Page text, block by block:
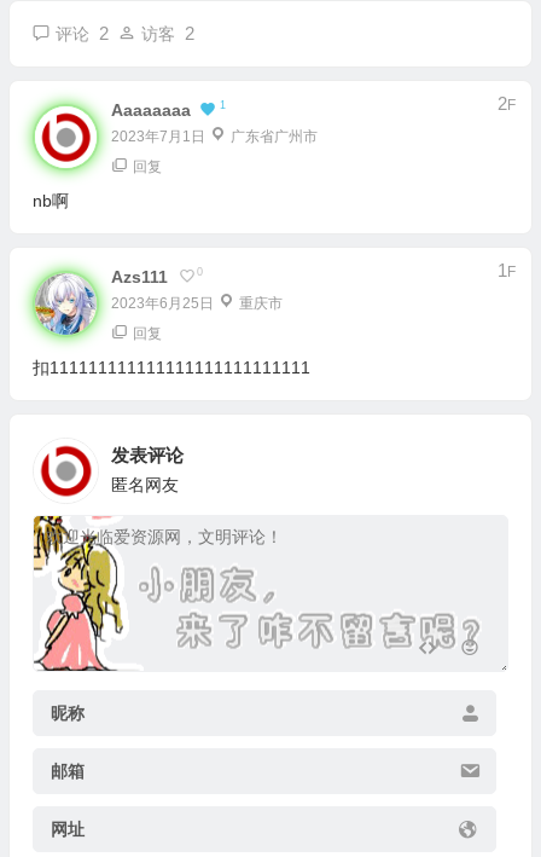
评论 2 访客 2
Aaaaaaaa 1
2023年7月1日 广东省广州市
2F
回复
nb啊
Azs111 0
2023年6月25日 重庆市
1 F
回复
扣111111111111111111111111111
发表评论
匿名网友
昵称
邮箱
网址